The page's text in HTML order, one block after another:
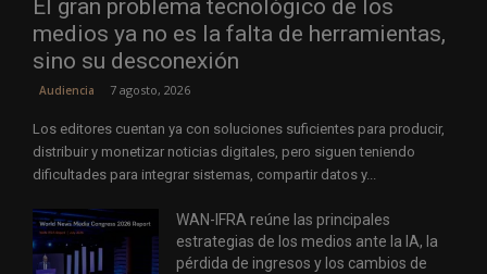
El gran problema tecnológico de los
medios ya no es la falta de herramientas,
sino su desconexión
Audiencia 7 agosto, 2026
Los editores cuentan ya con soluciones suficientes para producir,
distribuir y monetizar noticias digitales, pero siguen teniendo
dificultades para integrar sistemas, compartir datos y...
WAN-IFRA reúne las principales
estrategias de los medios ante la IA, la
pérdida de ingresos y los cambios de